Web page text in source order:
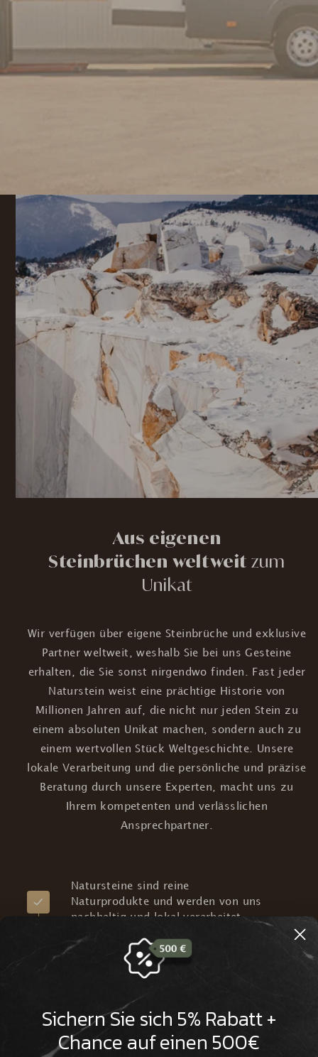
Aus eigenen
Steinbrüchen weltweit zum
Unikat
Wir verfügen über eigene Steinbrüche und exklusive
Partner weltweit, weshalb Sie bei uns Gesteine
erhalten, die Sie sonst nirgendwo finden. Fast jeder
Naturstein weist eine prächtige Historie von
Millionen Jahren auf, die nicht nur jeden Stein zu
einem absoluten Unikat machen, sondern auch zu
einem wertvollen Stück Weltgeschichte. Unsere
lokale Verarbeitung und die persönliche und präzise
Beratung durch unsere Experten, macht uns zu
Ihrem kompetenten und verlässlichen
Ansprechpartner.
Natursteine sind reine
Naturprodukte und werden von uns
nachhaltig und lokal verarbeitet
Wir verfügen über Millionen Jahre
eine beeindruckende Historie
aufweisen
Sichern Sie sich 5% Rabatt +
Chance auf einen 500€